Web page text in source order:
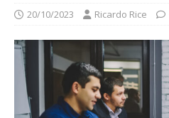
20/10/2023 Ricardo Rice